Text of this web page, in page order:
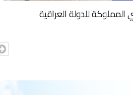
المملوكة للدولة العراقية